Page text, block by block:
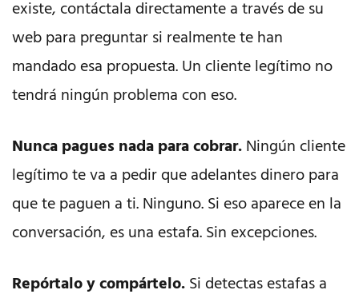
existe, contáctala directamente a través de su
web para preguntar si realmente te han
mandado esa propuesta. Un cliente legítimo no
tendrá ningún problema con eso.
Nunca pagues nada para cobrar.Ningún cliente
legítimo te va a pedir que adelantes dinero para
que te paguen a ti. Ninguno. Si eso aparece en la
conversación, es una estafa. Sin excepciones.
Repórtalo y compártelo.Si detectas estafas a